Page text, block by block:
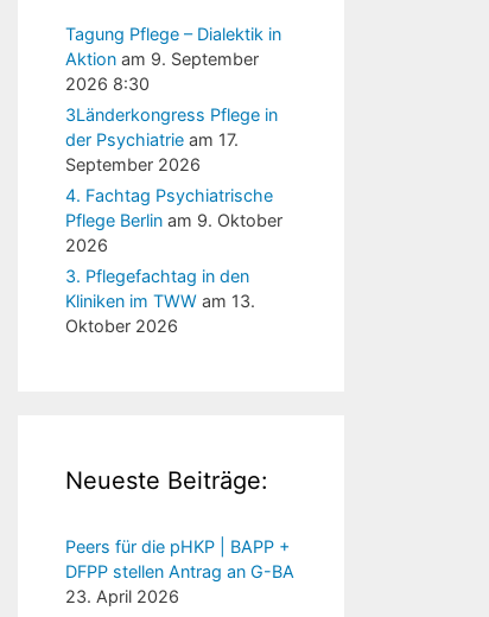
Tagung Pflege – Dialektik in
Aktion am 9. September
2026 8:30
3Länderkongress Pflege in
der Psychiatrie am 17.
September 2026
4. Fachtag Psychiatrische
Pflege Berlin am 9. Oktober
2026
3. Pflegefachtag in den
Kliniken im TWW am 13.
Oktober 2026
Neueste Beiträge:
Peers für die pHKP | BAPP +
DFPP stellen Antrag an G-BA
23. April 2026